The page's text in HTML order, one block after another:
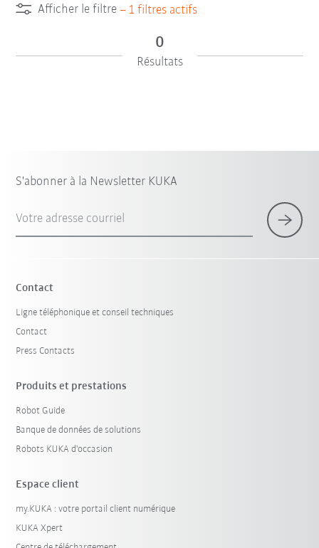
Afficher le filtre – 1 filtres actifs
Réinitialiser le filtre
0
Résultats
S'abonner à la Newsletter KUKA
Votre adresse courriel
Contact
Ligne téléphonique et conseil techniques
Contact
Press Contacts
Produits et prestations
Robot Guide
Banque de données de solutions
Robots KUKA d'occasion
Espace client
my.KUKA : votre portail client numérique
KUKA Xpert